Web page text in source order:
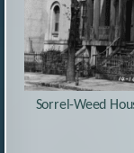
Sorrel-Weed